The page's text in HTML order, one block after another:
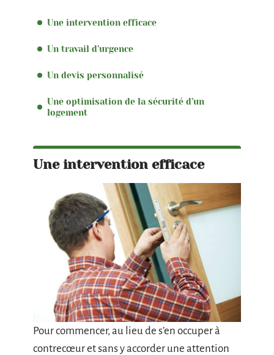
Une intervention efficace
Un travail d’urgence
Un devis personnalisé
Une optimisation de la sécurité d’un
logement
Une intervention efficace
Pour commencer, au lieu de s’en occuper à
contrecœur et sans y accorder une attention